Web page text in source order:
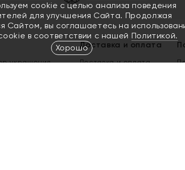
украшения
Доставка и оплата
Доставка и оплата
cookie с целью анализа поведения
для улучшения Сайта. Продолжая
Сайтом, вы соглашаетесь на
в соответствии с нашей Политикой.
Хорошо